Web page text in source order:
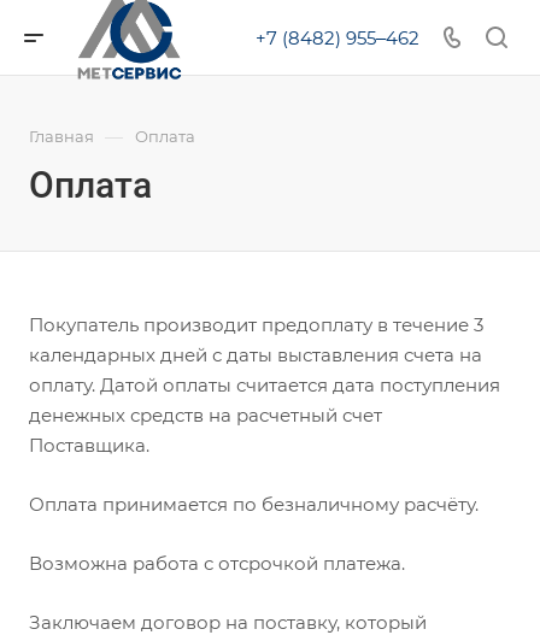
+7 (8482) 955‒462
Главная — Оплата
Оплата
Покупатель производит предоплату в течение 3
календарных дней с даты выставления счета на
оплату. Датой оплаты считается дата поступления
денежных средств на расчетный счет
Поставщика.
Оплата принимается по безналичному расчёту.
Возможна работа с отсрочкой платежа.
Заключаем договор на поставку, который